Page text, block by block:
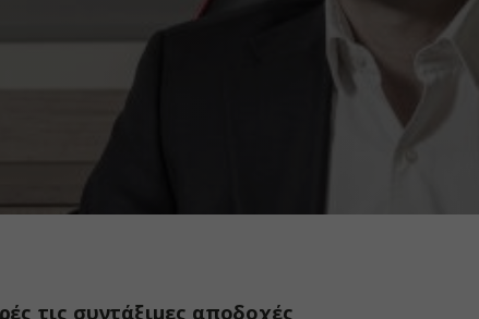
τις συντάξιμες αποδοχές